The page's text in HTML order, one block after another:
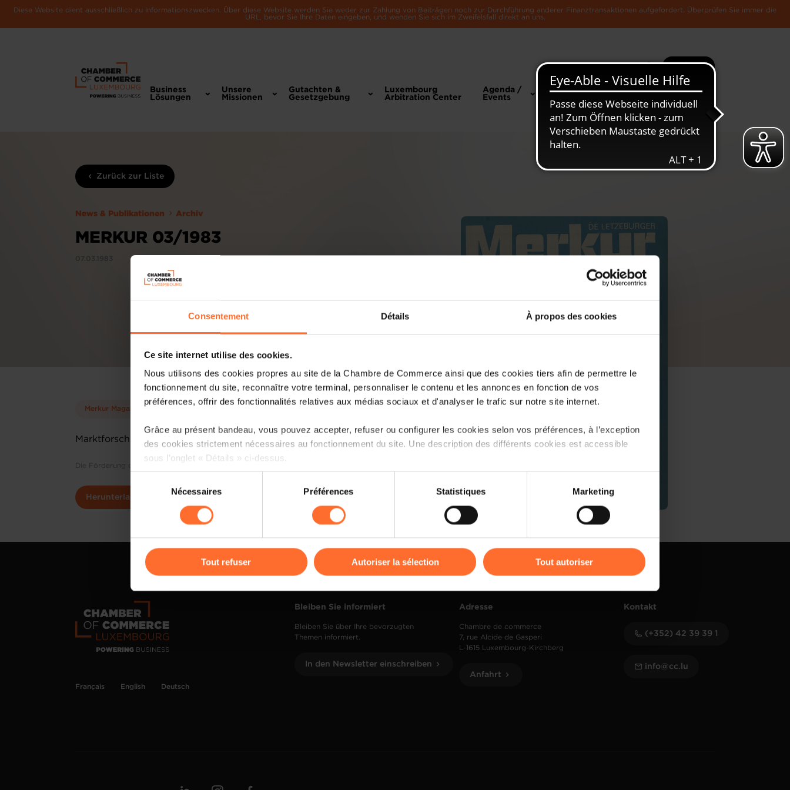
Consentement Détails À propos des cookies
Ce site internet utilise des cookies.
Nous utilisons des cookies propres au site de la Chambre de Commerce ainsi que des cookies tiers afin de permettre le
fonctionnement du site, reconnaître votre terminal, personnaliser le contenu et les annonces en fonction de vos
préférences, offrir des fonctionnalités relatives aux médias sociaux et d'analyser le trafic sur notre site internet.
Grâce au présent bandeau, vous pouvez accepter, refuser ou configurer les cookies selon vos préférences, à l’exception
des cookies strictement nécessaires au fonctionnement du site. Une description des différents cookies est accessible
sous l’onglet « Détails » ci-dessus.
Il est précisé que la navigation sur le site et certaines fonctionnalités (ex : lecture de vidéos, partage sur les réseaux
cas de refus de tous les cookies ou des cookies non nécessaires.
gauche de chaque page.
personnelles, vous pouvez consulter notre
consentement
Nécessaires Préférences Statistiques Marketing
Tout refuser Autoriser la sélection Tout autoriser
Diese Website dient ausschließlich zu Informationszwecken. Über diese Website werden Sie weder zur Zahlung von Beiträgen noch zur Durchführung anderer Finanztransaktionen aufgefordert. Überprüfen Sie immer die
URL, bevor Sie Ihre Daten eingeben, und wenden Sie sich im Zweifelsfall direkt an uns.
Suche Mehr
Business
Lösungen
Unsere
Missionen
Gutachten &
Gesetzgebung
Luxembourg
Arbitration Center
Agenda /
Events
News &
Die Luxemburger
Zurück zur Liste
News & Publikationen Archiv
MERKUR 03/1983
Merkur Magazin
Marktforschung und Werbestrategien 1983
Die Förderung der kleinen und mittieren Unternehmen in der Europäischen Gemeinschaft
Herunterladen
PDF, 21.4 MB
Français English Deutsch
Bleiben Sie informiert
Bleiben Sie über Ihre bevorzugten
Themen informiert.
In den Newsletter einschreiben
Adresse
Chambre de commerce
7, rue Alcide de Gasperi
L-1615 Luxembourg-Kirchberg
Anfahrt
Kontakt
(+352) 42 39 39 1
info@cc.lu